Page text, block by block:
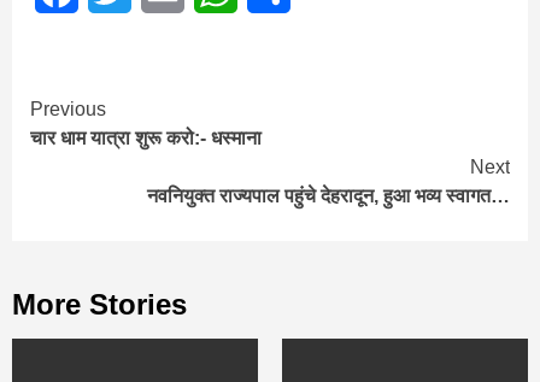
Continue
Reading
Previous
चार धाम यात्रा शुरू करो:- धस्माना
Next
नवनियुक्त राज्यपाल पहुंचे देहरादून, हुआ भव्य स्वागत…
More Stories